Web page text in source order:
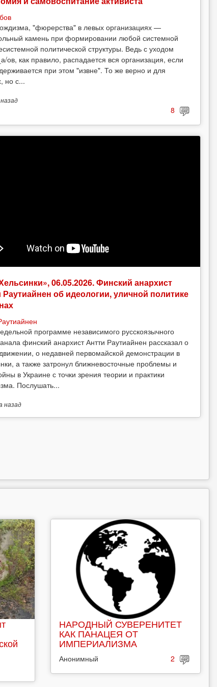
"фюрерства" в левых организациях —
камень при формировании любой системной
политической структуры. Ведь с уходом
ов, как правило, распадается вся организация, если
при этом "извне". То же верно и для
но с...
назад
8
06.05.2026. Финский анархист
Раутиайнен об идеологии, уличной политике
программе независимого русскоязычного
финский анархист Антти Раутиайнен рассказал о
о недавней первомайской демонстрации в
а также затронул ближневосточные проблемы и
в Украине с точки зрения теории и практики
Послушать...
назад
НАРОДНЫЙ СУВЕРЕНИТЕТ
КАК ПАНАЦЕЯ ОТ
ИМПЕРИАЛИЗМА
Анонимный 2